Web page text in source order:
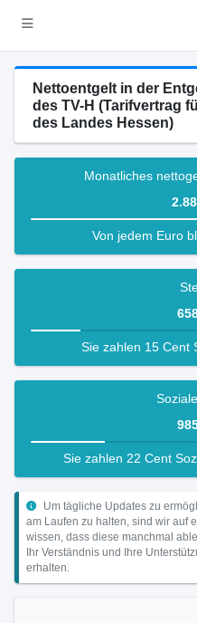
Nettoentgelt in der
des TV-H (Tarifvertrag
des Landes Hessen)
Monatliches
Von jedem Euro
Sie zahlen 15 Cent
Sie zahlen 22 Cent
Um tägliche Updates zu
am Laufen zu halten, sind wir auf
wissen, dass diese manchmal
Ihr Verständnis und Ihre
erhalten.